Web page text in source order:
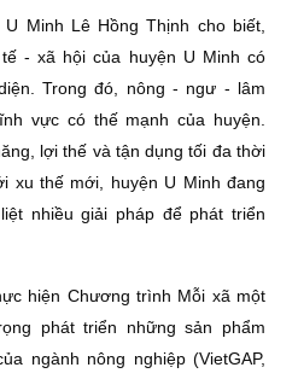
Minh Lê Hồng Thịnh cho biết,
- xã hội của huyện U Minh có
Trong đó, nông - ngư - lâm
vực có thế mạnh của huyện.
lợi thế và tận dụng tối đa thời
xu thế mới, huyện U Minh đang
nhiều giải pháp để phát triển
hiện Chương trình Mỗi xã một
phát triển những sản phẩm
ngành nông nghiệp (VietGAP,